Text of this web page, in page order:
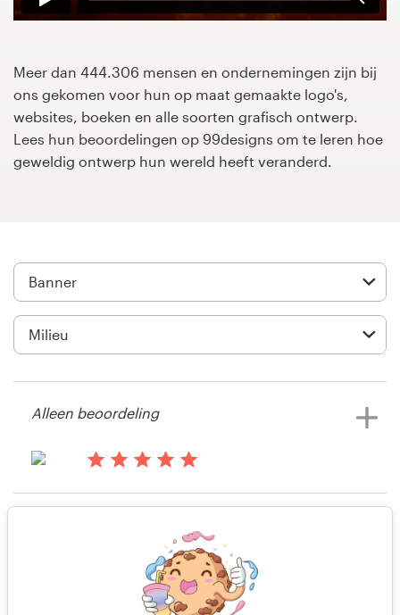
Meer dan 444.306 mensen en ondernemingen zijn bij
ons gekomen voor hun op maat gemaakte logo's,
websites, boeken en alle soorten grafisch ontwerp.
Lees hun beoordelingen op 99designs om te leren hoe
geweldig ontwerp hun wereld heeft veranderd.
Austin.v
Bekijk hun banneradvertentie
Alleen beoordeling
il y a 15 ans
Ontvang
een
ontwerp
Webdesign
Merkgids
Blader door alle categorieën
Klantenservice
+49 30 568 377 84